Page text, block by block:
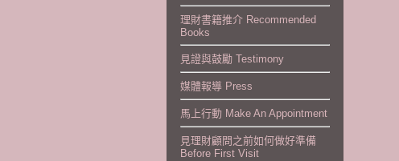
理財書籍推介 Recommended
Books
見證與鼓勵 Testimony
媒體報導 Press
馬上行動 Make An Appointment
見理財顧問之前如何做好準備
Before First Visit